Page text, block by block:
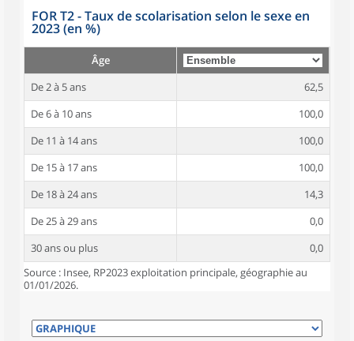
FOR T2 - Taux de scolarisation selon le sexe en
2023 (en %)
Âge
De 2 à 5 ans
62,5
De 6 à 10 ans
100,0
De 11 à 14 ans
100,0
De 15 à 17 ans
100,0
De 18 à 24 ans
14,3
De 25 à 29 ans
0,0
30 ans ou plus
0,0
Source : Insee, RP2023 exploitation principale, géographie au
01/01/2026.